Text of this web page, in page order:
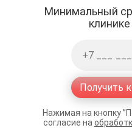
Минимальный
Получить
Нажимая на кнопку
согласие на